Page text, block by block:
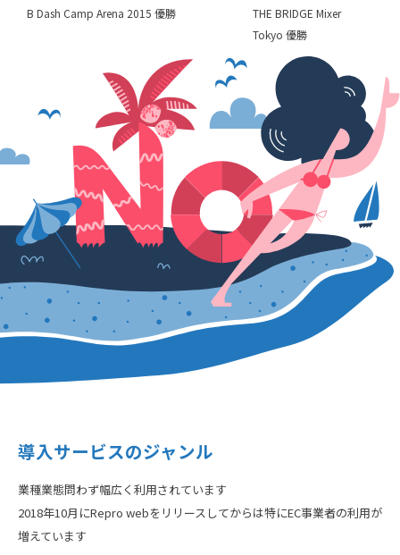
B Dash Camp Arena 2015 優勝
THE BRIDGE Mixer
Tokyo 優勝
導入サービスのジャンル
業種業態問わず幅広く利用されています
2018年10月にRepro webをリリースしてからは特にEC事業者の利用が
増えています